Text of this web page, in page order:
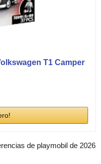
T1 Camper
de playmobil de 2026